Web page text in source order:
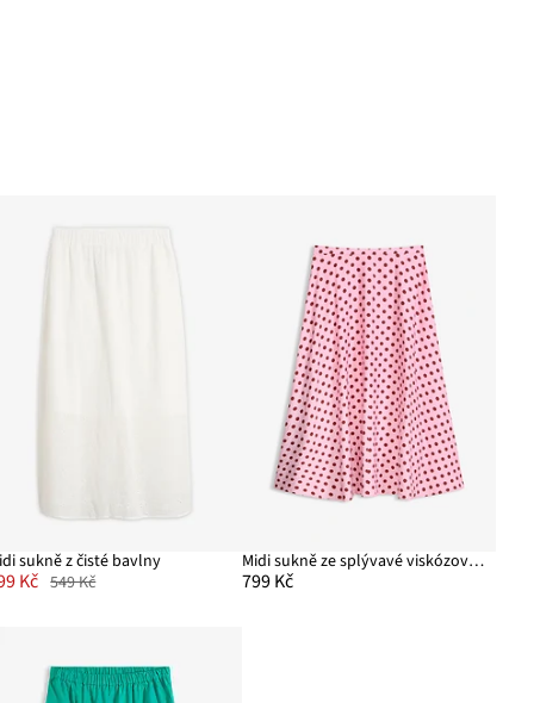
sukně z čisté bavlny
Kč 549 Kč
Midi sukně ze splývavé viskózové směsi
799 Kč